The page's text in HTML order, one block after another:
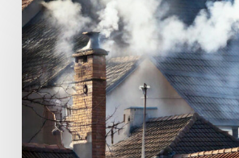
działania
Centralnej
Ewidencji
Emisyjności
Budynków